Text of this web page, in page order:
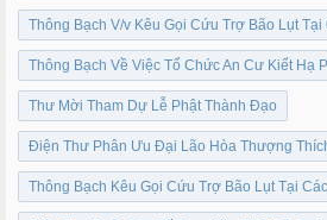
Thông Bạch V/v Kêu Gọi Cứu Trợ Bão Lụt
Thông Bạch Về Việc Tổ Chức An Cư Kiết Hạ
Thư Mời Tham Dự Lễ Phật Thành Đạo
Điện Thư Phân Ưu Đại Lão Hòa Thượng
Thông Bạch Kêu Gọi Cứu Trợ Bão Lụt Tại